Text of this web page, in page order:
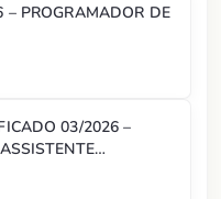
– PROGRAMADOR DE
03/2026 –